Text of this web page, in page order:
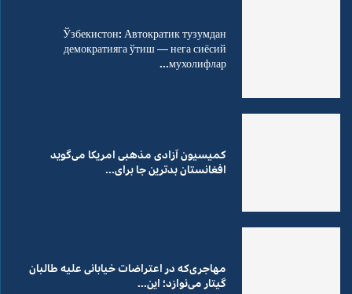
Ўзбекистон: Автократик тузумдан
демократияга ўтиш — нега сиёсий
мухолифлар...
کمیسیون آزادی مذهبی امریکا می‌گوید
افغانستان بدترین جا برای...
مهاجری‌که در اعتراضات خیابانی علیه طالبان
گیتار می‌نوازد؛ این...